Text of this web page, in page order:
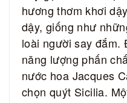
hương thơm khơi
dậy, giống như
loài người say đắm.
năng lượng phấn
nước hoa Jacques
chọn quýt Sicilia.